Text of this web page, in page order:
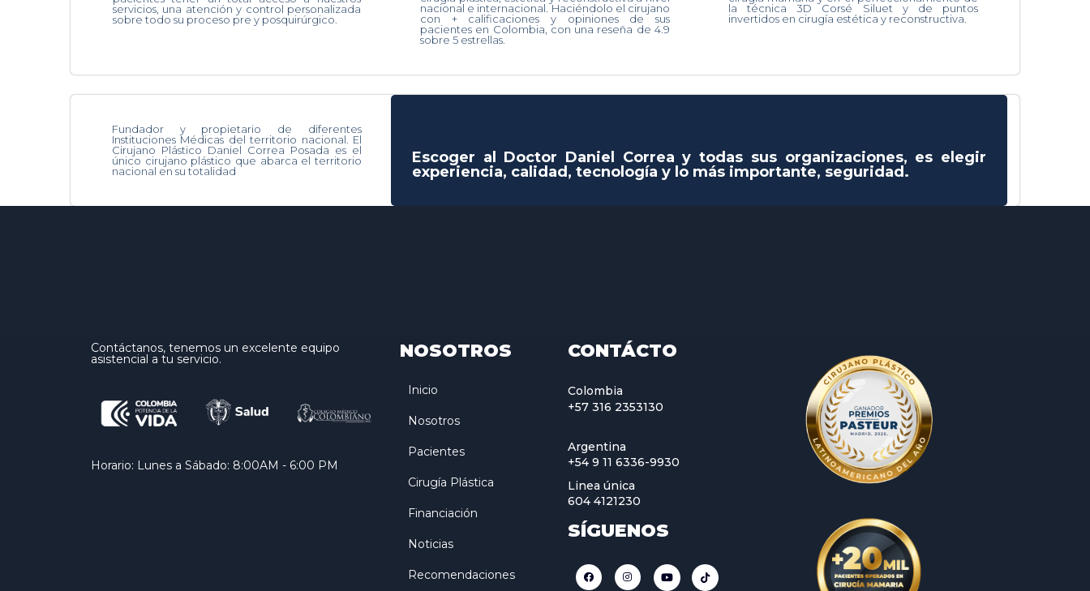
servicios, una atención y control personalizada
sobre todo su proceso pre y posquirúrgico.
nacional e internacional. Haciéndolo el cirujano
con + calificaciones y opiniones de sus
pacientes en Colombia, con una reseña de 4.9
sobre 5 estrellas.
la técnica 3D Corsé Siluet y de puntos
invertidos en cirugía estética y reconstructiva.
Fundador y propietario de diferentes
Instituciones Médicas del territorio nacional. El
Cirujano Plástico Daniel Correa Posada es el
único cirujano plástico que abarca el territorio
nacional en su totalidad
Escoger al Doctor Daniel Correa y todas sus organizaciones, es elegir
experiencia, calidad, tecnología y lo más importante, seguridad.
Contáctanos, tenemos un excelente equipo
asistencial a tu servicio.
Horario: Lunes a Sábado: 8:00AM - 6:00 PM
NOSOTROS
Inicio
Nosotros
Pacientes
Cirugía Plástica
Financiación
Noticias
Recomendaciones
CONTÁCTO
Colombia
+57 316 2353130
Argentina
+54 9 11 6336-9930
Linea única
604 4121230
SÍGUENOS